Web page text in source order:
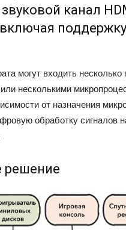
канал
включая
могут входить
несколькими
от назначения
обработку сигналов
решение